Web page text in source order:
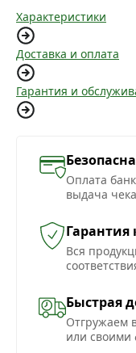
Характеристики
Доставка и оплата
Гарантия и
Оплата
выдача чека
Гарантия
Вся
Быстрая
Отгружаем
или своими